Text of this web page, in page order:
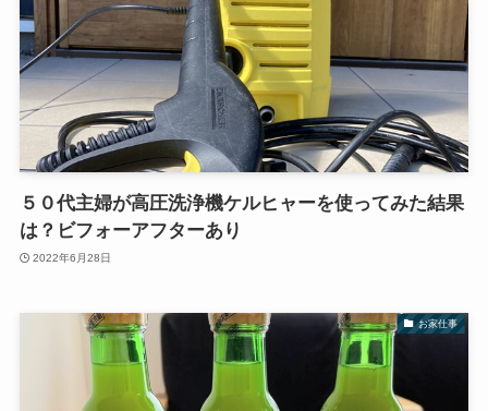
５０代主婦が高圧洗浄機ケルヒャーを使ってみた結果
は？ビフォーアフターあり
2022年6月28日
お家仕事